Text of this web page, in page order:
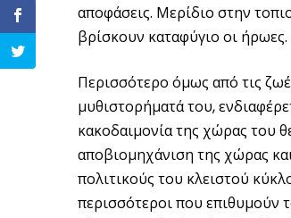
αποφάσεις. Μερίδιο στην
βρίσκουν καταφύγιο οι ήρωες.
Περισσότερο όμως από τις
μυθιστορήματά του,
κακοδαιμονία της χώρας του
αποβιομηχάνιση της χώρας
πολιτικούς του κλειστού
περισσότεροι που επιθυμούν